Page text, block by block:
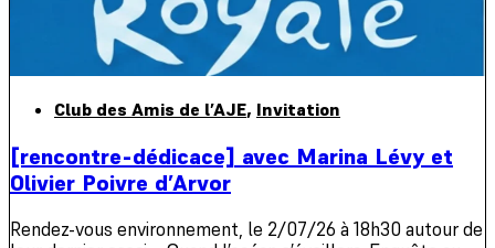
Club des Amis de l’AJE, Invitation
[rencontre-dédicace] avec Marina Lévy et
Olivier Poivre d’Arvor
Rendez-vous environnement, le 2/07/26 à 18h30 autour de